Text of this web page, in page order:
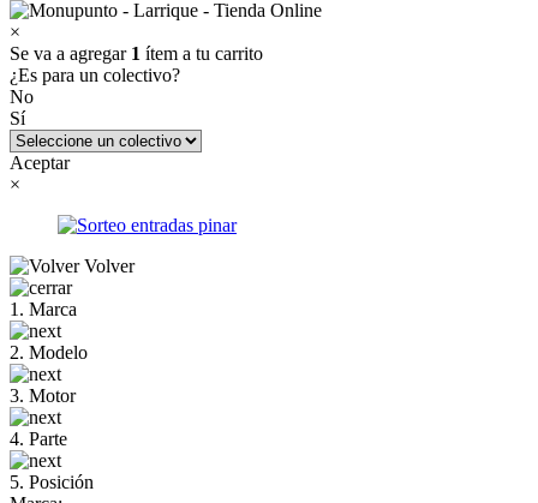
×
Se va a agregar 1 ítem a tu carrito
¿Es para un colectivo?
No
Sí
Aceptar
×
Volver
1. Marca
2. Modelo
3. Motor
4. Parte
5. Posición